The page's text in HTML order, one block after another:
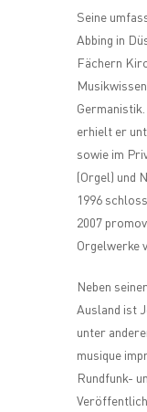
Seine
Abbing in
Fächern
erhielt er
sowie im
(Orgel) und
1996
2007
Orgelwerke
Neben
Ausland ist
unter
musique
Rundfunk-